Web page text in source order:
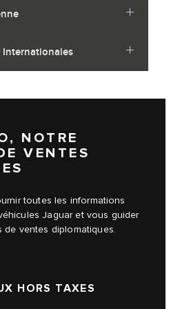
NOTRE
VENTES
toutes les informations
Jaguar et vous guider
ventes diplomatiques.
HORS TAXES